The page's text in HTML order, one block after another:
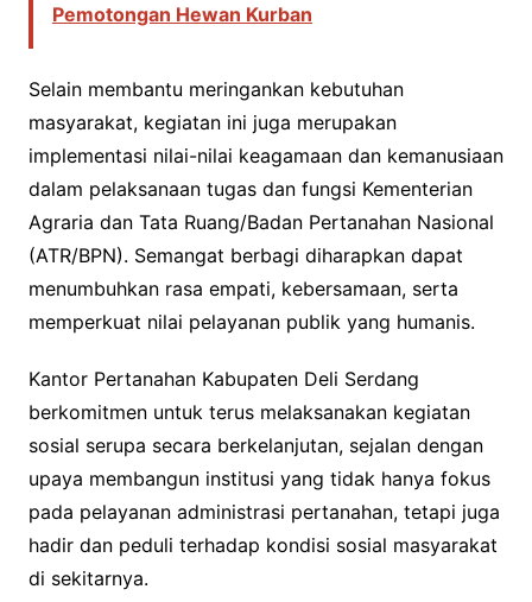
Pemotongan Hewan Kurban
Selain membantu meringankan kebutuhan
masyarakat, kegiatan ini juga merupakan
implementasi nilai-nilai keagamaan dan kemanusiaan
dalam pelaksanaan tugas dan fungsi Kementerian
Agraria dan Tata Ruang/Badan Pertanahan Nasional
(ATR/BPN). Semangat berbagi diharapkan dapat
menumbuhkan rasa empati, kebersamaan, serta
memperkuat nilai pelayanan publik yang humanis.
Kantor Pertanahan Kabupaten Deli Serdang
berkomitmen untuk terus melaksanakan kegiatan
sosial serupa secara berkelanjutan, sejalan dengan
upaya membangun institusi yang tidak hanya fokus
pada pelayanan administrasi pertanahan, tetapi juga
hadir dan peduli terhadap kondisi sosial masyarakat
di sekitarnya.